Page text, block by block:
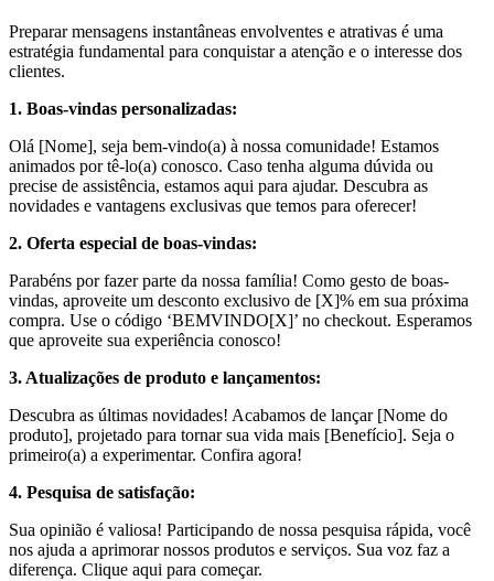
Preparar mensagens instantâneas envolventes e atrativas é uma
estratégia fundamental para conquistar a atenção e o interesse dos
clientes.
1. Boas-vindas personalizadas:
Olá [Nome], seja bem-vindo(a) à nossa comunidade! Estamos
animados por tê-lo(a) conosco. Caso tenha alguma dúvida ou
precise de assistência, estamos aqui para ajudar. Descubra as
novidades e vantagens exclusivas que temos para oferecer!
2. Oferta especial de boas-vindas:
Parabéns por fazer parte da nossa família! Como gesto de boas-
vindas, aproveite um desconto exclusivo de [X]% em sua próxima
compra. Use o código ‘BEMVINDO[X]’ no checkout. Esperamos
que aproveite sua experiência conosco!
3. Atualizações de produto e lançamentos:
Descubra as últimas novidades! Acabamos de lançar [Nome do
produto], projetado para tornar sua vida mais [Benefício]. Seja o
primeiro(a) a experimentar. Confira agora!
4. Pesquisa de satisfação:
Sua opinião é valiosa! Participando de nossa pesquisa rápida, você
nos ajuda a aprimorar nossos produtos e serviços. Sua voz faz a
diferença. Clique aqui para começar.